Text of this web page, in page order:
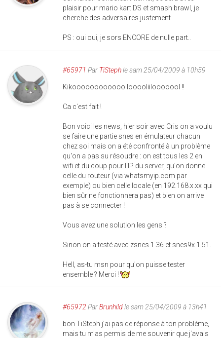
plaisir pour mario kart DS et smash brawl, je
cherche des adversaires justement
PS : oui oui, je sors ENCORE de nulle part..
#65971 Par TiStephle sam 25/04/2009 à 10h59
Kikoooooooooooo looooliilooooool !!
Ca c'est fait !
Bon voici les news, hier soir avec Cris on a voulu
se faire une partie snes en émulateur chacun
chez soi mais on a été confronté à un problème
qu'on a pas su résoudre : on est tous les 2 en
wifi et du coup pour l'IP du server, qu'on donne
celle du routeur (via whatsmyip.com par
exemple) ou bien celle locale (en 192.168.x.xx qui
bien sûr ne fonctionnera pas) et bien on arrive
pas à se connecter !
Vous avez une solution les gens ?
Sinon on a testé avec zsnes 1.36 et snes9x 1.51.
Hell, as-tu msn pour qu'on puisse tester
ensemble ? Merci !
#65972 ParBrunhildle sam 25/04/2009 à 13h41
bon TiSteph j'ai pas de réponse à ton problème,
mais tu m'as permis de me souvenir que j'avais